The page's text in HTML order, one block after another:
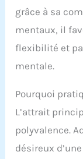
grâce à sa
mentaux, il
flexibilité et
mentale.
Pourquoi
L’attrait
polyvalence.
désireux